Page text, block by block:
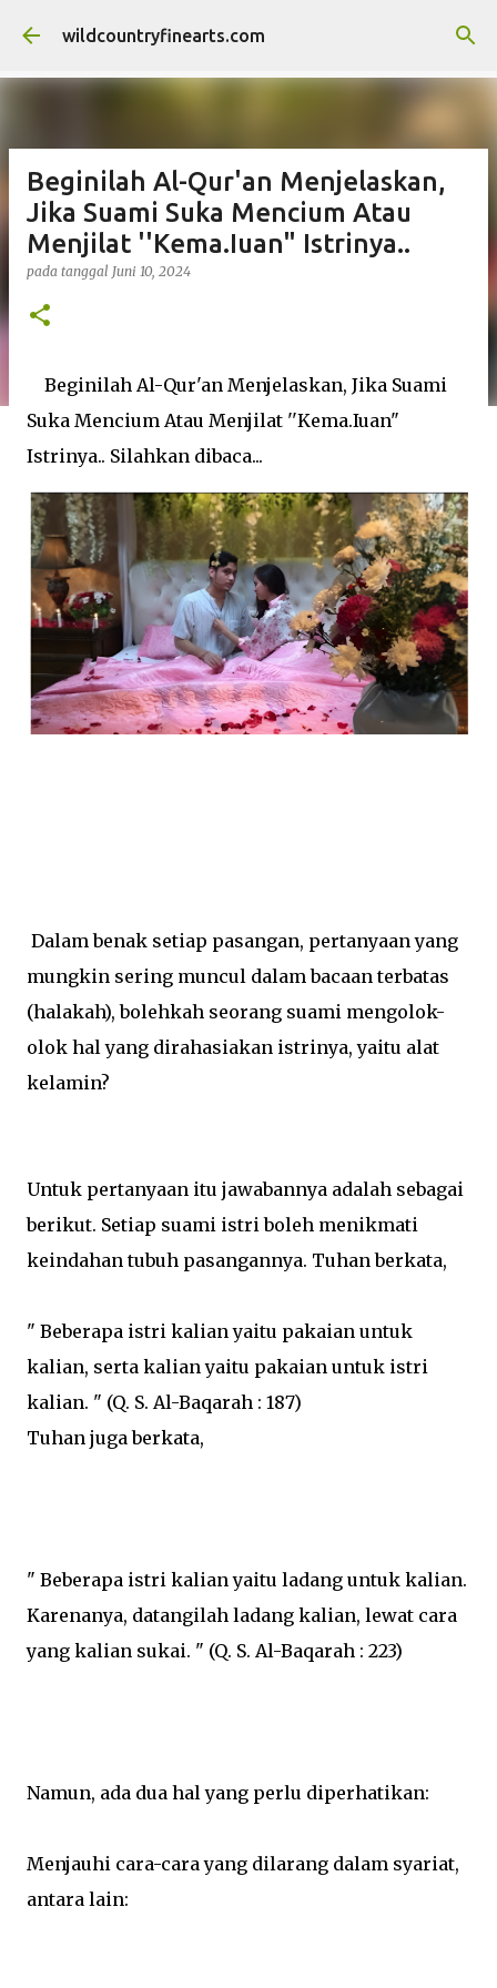
Langsung ke konten utama
wildcountryfinearts.com
Beginilah Al-Qur'an Menjelaskаn,
Jikа Suami Suka Mencium Atau
Menjilat ''Kemа.Iuan" Istrinya..
pada tanggal Juni 10, 2024
Beginilah Al-Qur'an Menjelaskаn, Jikа Suami
Suka Mencium Atau Menjilat ''Kemа.Iuan"
Istrinya.. Silahkan dibaca...
Dalam benak setiap pasangan, pertanyaan yang
mungkin sering muncul dalam bacaan terbatas
(halakah), bolehkah seorang suami mengolok-
olok hal yang dirahasiakan istrinya, yaitu alat
kelamin?
Untuk pertanyaan itu jawabannya adalah sebagai
berikut. Setiap suami istri boleh menikmati
keindahan tubuh pasangannya. Tuhan berkata,
" Beberapa istri kalian yaitu pakaian untuk
kalian, serta kalian yaitu pakaian untuk istri
kalian. " (Q. S. Al-Baqarah : 187)
Tuhan juga berkata,
" Beberapa istri kalian yaitu ladang untuk kalian.
Karenanya, datangilah ladang kalian, lewat cara
yang kalian sukai. " (Q. S. Al-Baqarah : 223)
Namun, ada dua hal yang perlu diperhatikan:
Menjauhi cara-cara yang dilarang dalam syariat,
antara lain: